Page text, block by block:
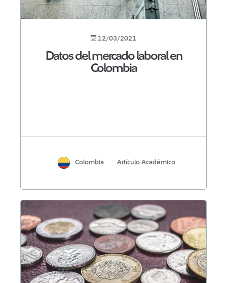
12/03/2021
Datos del mercado laboral en
Colombia
Colombia Artículo Académico